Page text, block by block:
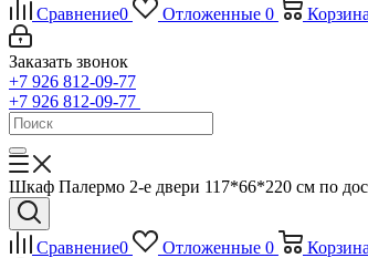
Сравнение0 Отложенные 0 Корзина
Заказать звонок
+7 926 812-09-77
+7 926 812-09-77
Шкаф Палермо 2-е двери 117*66*220 см по
Сравнение0 Отложенные 0 Корзина